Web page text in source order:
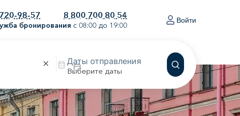
98-57 8 800 700 80 54
бронирования с 08:00 до 19:00
Войти
Выберите даты